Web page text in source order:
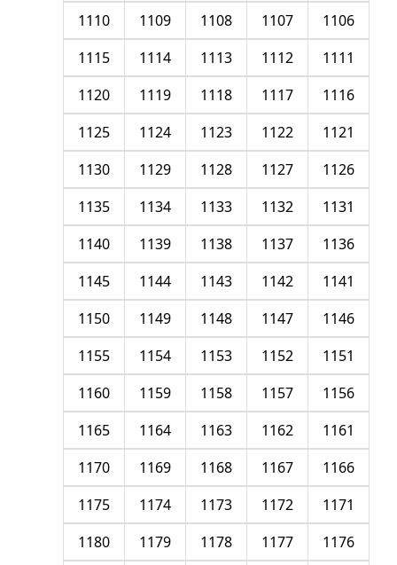
1106
1107
1108
1109
1110
1111
1112
1113
1114
1115
1116
1117
1118
1119
1120
1121
1122
1123
1124
1125
1126
1127
1128
1129
1130
1131
1132
1133
1134
1135
1136
1137
1138
1139
1140
1141
1142
1143
1144
1145
1146
1147
1148
1149
1150
1151
1152
1153
1154
1155
1156
1157
1158
1159
1160
1161
1162
1163
1164
1165
1166
1167
1168
1169
1170
1171
1172
1173
1174
1175
1176
1177
1178
1179
1180